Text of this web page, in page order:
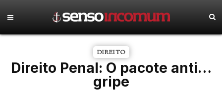
DIREITO
Direito Penal: O pacote anti…
gripe